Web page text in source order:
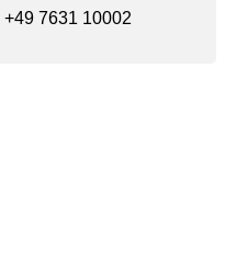
+49 7631 10002